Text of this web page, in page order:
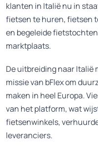
klanten in Italië nu in
fietsen te huren, fietsen
en begeleide
marktplaats.
De uitbreiding naar Italië
missie van bFlex om
maken in heel Europa.
van het platform, wat
fietsenwinkels,
leveranciers.